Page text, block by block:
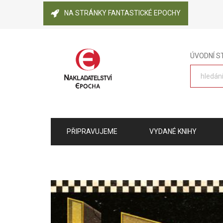
NA STRÁNKY FANTASTICKÉ EPOCHY
ÚVODNÍ
PŘIPRAVUJEME VYDANÉ KNIHY